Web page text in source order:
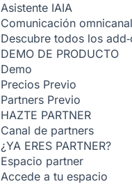
Asistente IAIA
Comunicación omnicanal
Descubre todos los
DEMO DE PRODUCTO
Demo
Precios Previo
Partners Previo
HAZTE PARTNER
Canal de partners
¿YA ERES PARTNER?
Espacio partner
Accede a tu espacio